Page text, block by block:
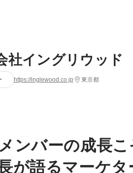
社イングリウッド
https://inglewood.co.jp 東京都
ンバーの成長
が語るマーケ